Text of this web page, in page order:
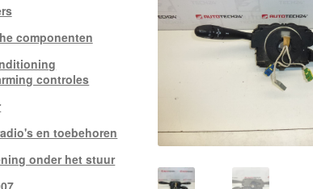
componenten
controles
en toebehoren
onder het stuur